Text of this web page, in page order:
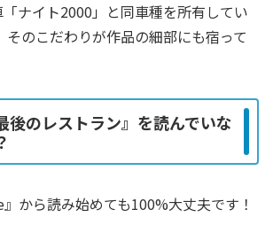
ナイト2000」と同車種を所有してい
そのこだわりが作品の細部にも宿って
後のレストラン』を読んでいな
から読み始めても100%大丈夫です！